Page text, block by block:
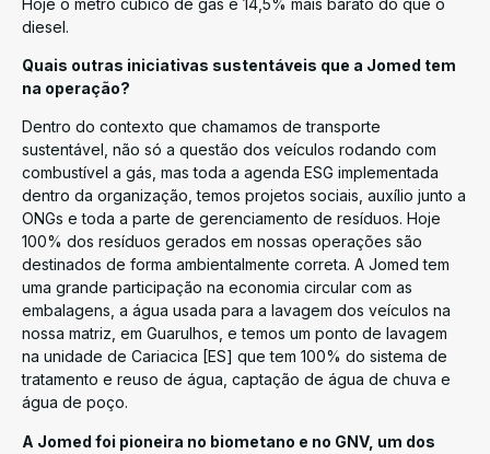
diesel.
Quais outras iniciativas sustentáveis que a Jomed tem
na operação?
Dentro do contexto que chamamos de transporte
sustentável, não só a questão dos veículos rodando com
combustível a gás, mas toda a agenda ESG implementada
dentro da organização, temos projetos sociais, auxílio junto a
ONGs e toda a parte de gerenciamento de resíduos. Hoje
100% dos resíduos gerados em nossas operações são
destinados de forma ambientalmente correta. A Jomed tem
uma grande participação na economia circular com as
embalagens, a água usada para a lavagem dos veículos na
nossa matriz, em Guarulhos, e temos um ponto de lavagem
na unidade de Cariacica [ES] que tem 100% do sistema de
tratamento e reuso de água, captação de água de chuva e
água de poço.
A Jomed foi pioneira no biometano e no GNV, um dos